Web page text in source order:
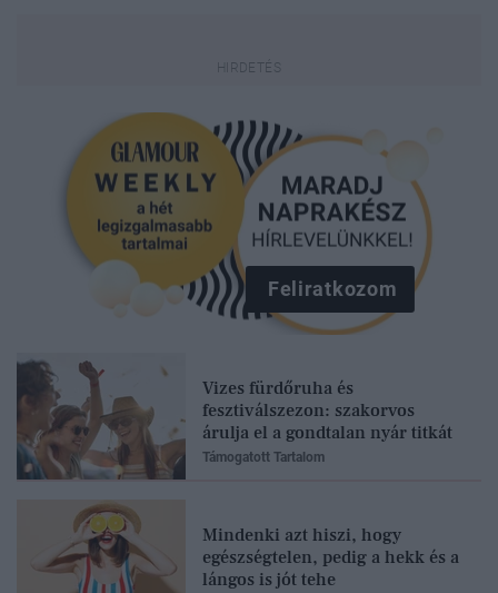
Feliratkozom
Vizes fürdőruha és
fesztiválszezon: szakorvos
árulja el a gondtalan nyár titkát
Támogatott Tartalom
Mindenki azt hiszi, hogy
egészségtelen, pedig a hekk és a
lángos is jót tehe